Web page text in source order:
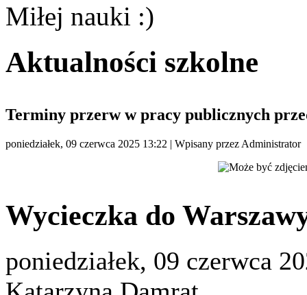
Miłej nauki :)
Aktualności szkolne
Terminy przerw w pracy publicznych
poniedziałek, 09 czerwca 2025 13:22 | Wpisany przez Administrator
Wycieczka do
poniedziałek, 09 czerwca